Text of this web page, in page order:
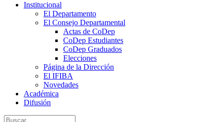
Institucional
El Departamento
El Consejo Departamental
Actas de CoDep
CoDep Estudiantes
CoDep Graduados
Elecciones
Página de la Dirección
El IFIBA
Novedades
Académica
Difusión